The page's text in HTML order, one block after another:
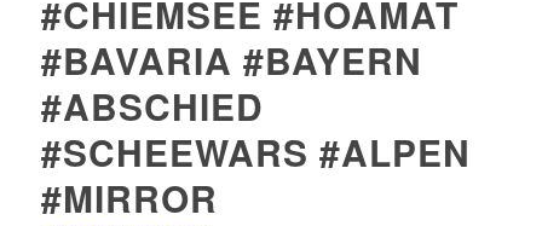
#CHIEMSEE #HOAMAT
#BAVARIA #BAYERN
#ABSCHIED
#SCHEEWARS #ALPEN
#MIRROR